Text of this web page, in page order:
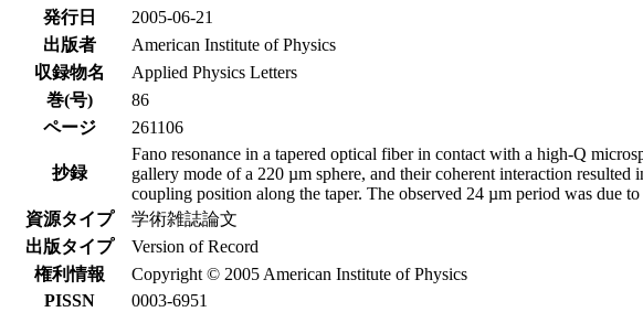
発行日
2005-06-21
出版者
American Institute of Physics
収録物名
Applied Physics Letters
巻(号)
86
ページ
261106
抄録
Fano resonance in a tapered optical fiber in contact with a high-Q
gallery mode of a 220 µm sphere, and their coherent interaction
coupling position along the taper. The observed 24 µm period was due
資源タイプ
学術雑誌論文
出版タイプ
Version of Record
権利情報
Copyright © 2005 American Institute of Physics
PISSN
0003-6951